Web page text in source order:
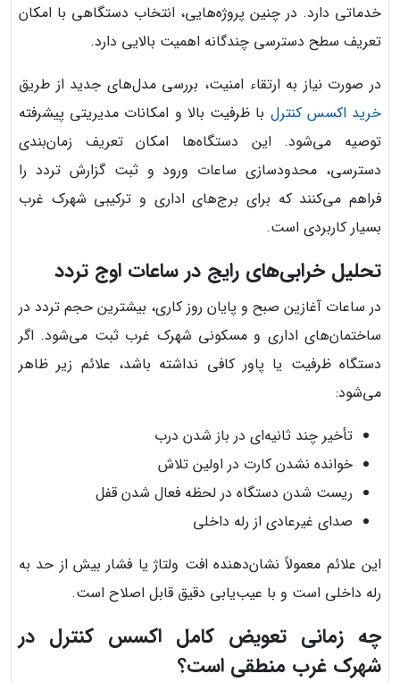
خدماتی دارد. در چنین پروژه‌هایی، انتخاب دستگاهی با امکان
تعریف سطح دسترسی چندگانه اهمیت بالایی دارد.
در صورت نیاز به ارتقاء امنیت، بررسی مدل‌های جدید از طریق
خرید اکسس کنترل با ظرفیت بالا و امکانات مدیریتی پیشرفته
توصیه می‌شود. این دستگاه‌ها امکان تعریف زمان‌بندی
دسترسی، محدودسازی ساعات ورود و ثبت گزارش تردد را
فراهم می‌کنند که برای برج‌های اداری و ترکیبی شهرک غرب
بسیار کاربردی است.
تحلیل خرابی‌های رایج در ساعات اوج تردد
در ساعات آغازین صبح و پایان روز کاری، بیشترین حجم تردد در
ساختمان‌های اداری و مسکونی شهرک غرب ثبت می‌شود. اگر
دستگاه ظرفیت یا پاور کافی نداشته باشد، علائم زیر ظاهر
می‌شود:
تأخیر چند ثانیه‌ای در باز شدن درب
خوانده نشدن کارت در اولین تلاش
ریست شدن دستگاه در لحظه فعال شدن قفل
صدای غیرعادی از رله داخلی
این علائم معمولاً نشان‌دهنده افت ولتاژ یا فشار بیش از حد به
رله داخلی است و با عیب‌یابی دقیق قابل اصلاح است.
چه زمانی تعویض کامل اکسس کنترل در
شهرک غرب منطقی است؟